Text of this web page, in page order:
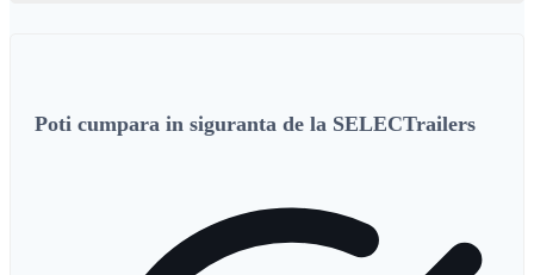
Poti cumpara in siguranta de la SELECTrailers